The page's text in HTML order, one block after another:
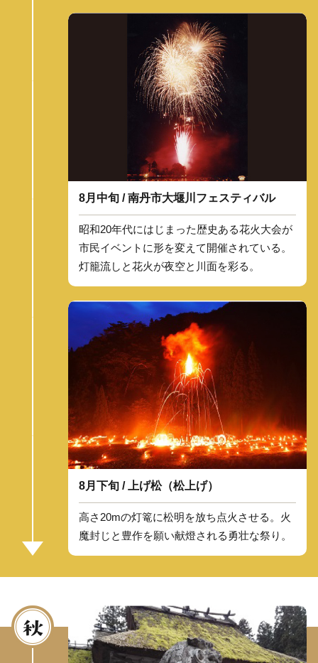
8月中旬 / 南丹市大堰川フェスティバル
昭和20年代にはじまった歴史ある花火大会が
市民イベントに形を変えて開催されている。
灯籠流しと花火が夜空と川面を彩る。
8月下旬 / 上げ松（松上げ）
高さ20mの灯篭に松明を放ち点火させる。火
魔封じと豊作を願い献燈される勇壮な祭り。